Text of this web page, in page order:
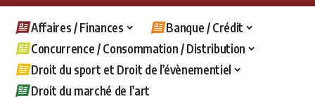
Affaires / Finances
Banque / Crédit
Concurrence / Consommation / Distribution
Droit du sport et Droit de l’évènementiel
Droit du marché de l’art